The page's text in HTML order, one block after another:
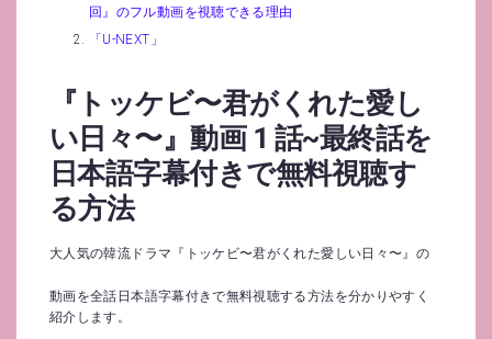
回』のフル動画を視聴できる理由
「U-NEXT」
『トッケビ〜君がくれた愛し
い日々〜』動画 1 話~最終話を
日本語字幕付きで無料視聴す
る方法
大人気の韓流ドラマ『トッケビ〜君がくれた愛しい日々〜』の
動画を全話日本語字幕付きで無料視聴する方法を分かりやすく
紹介します。